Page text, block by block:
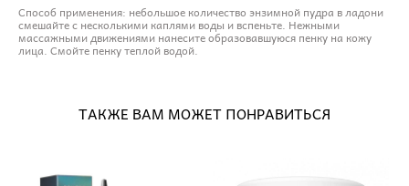
Способ применения: небольшое количество энзимной пудра в ладони
смешайте с несколькими каплями воды и вспеньте. Нежными
массажными движениями нанесите образовавшуюся пенку на кожу
лица. Смойте пенку теплой водой.
ТАКЖЕ ВАМ МОЖЕТ ПОНРАВИТЬСЯ